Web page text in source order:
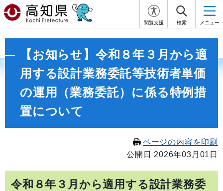
閲覧支援 検索 メニュー
【お知らせ】令和８年３月から適
用する設計業務委託等技術者単価
の運用（業務委託）に係る特例措
置について
ページの内容を印刷
公開日 2026年03月01日
令和８年３月から適用する設計業務委